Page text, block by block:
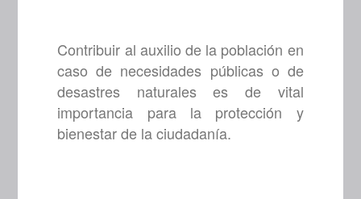
Contribuir al auxilio de la población en
caso de necesidades públicas o de
desastres naturales es de vital
importancia para la protección y
bienestar de la ciudadanía.